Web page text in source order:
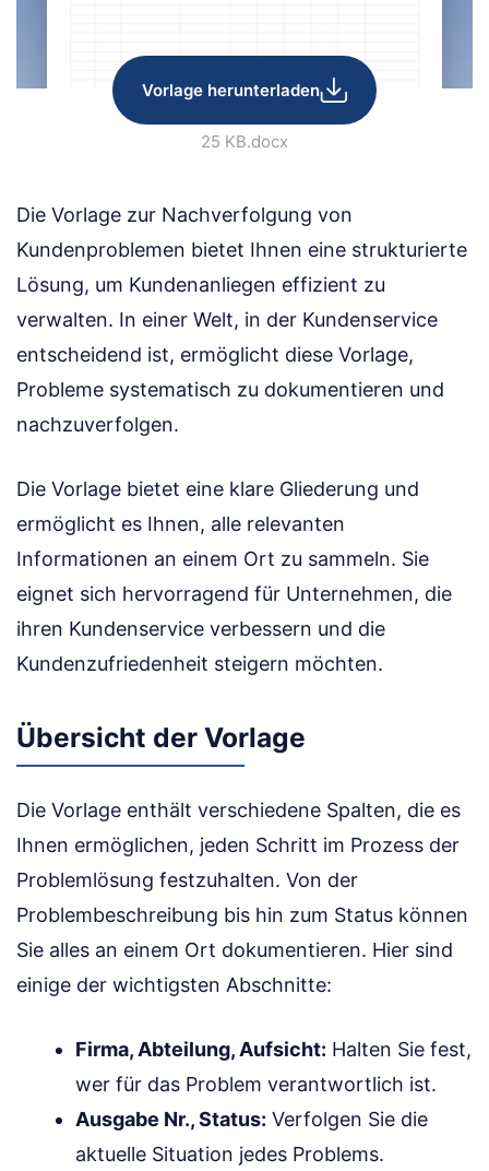
Vorlage herunterladen
25 KB.docx
Die Vorlage zur Nachverfolgung von
Kundenproblemen bietet Ihnen eine strukturierte
Lösung, um Kundenanliegen effizient zu
verwalten. In einer Welt, in der Kundenservice
entscheidend ist, ermöglicht diese Vorlage,
Probleme systematisch zu dokumentieren und
nachzuverfolgen.
Die Vorlage bietet eine klare Gliederung und
ermöglicht es Ihnen, alle relevanten
Informationen an einem Ort zu sammeln. Sie
eignet sich hervorragend für Unternehmen, die
ihren Kundenservice verbessern und die
Kundenzufriedenheit steigern möchten.
Übersicht der Vorlage
Die Vorlage enthält verschiedene Spalten, die es
Ihnen ermöglichen, jeden Schritt im Prozess der
Problemlösung festzuhalten. Von der
Problembeschreibung bis hin zum Status können
Sie alles an einem Ort dokumentieren. Hier sind
einige der wichtigsten Abschnitte:
Firma, Abteilung, Aufsicht: Halten Sie fest,
wer für das Problem verantwortlich ist.
Ausgabe Nr., Status: Verfolgen Sie die
aktuelle Situation jedes Problems.